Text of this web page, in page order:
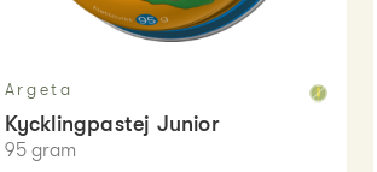
Argeta
Kycklingpastej Junior
95 gram